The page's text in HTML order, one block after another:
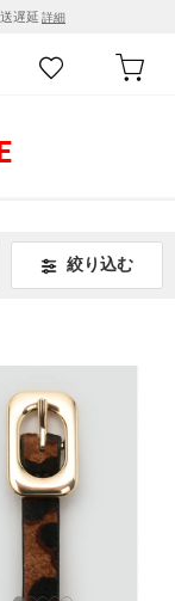
遅延 詳細
絞り込む